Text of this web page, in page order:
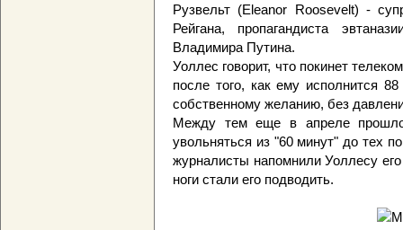
Рузвельт (Eleanor Roosevelt) -
Рейгана, пропагандиста
Владимира Путина.
Уоллес говорит, что покинет
после того, как ему исполнится
собственному желанию, без
Между тем еще в апреле
увольняться из "60 минут" до тех
журналисты напомнили Уоллесу
ноги стали его подводить.